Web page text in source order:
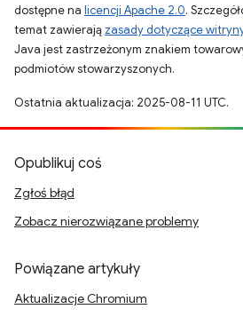
dostępne na licencji Apache 2.0.
temat zawierają zasady dotyczące
Java jest zastrzeżonym znakiem
podmiotów stowarzyszonych.
Ostatnia aktualizacja: 2025-08-11 UTC.
Opublikuj coś
Zgłoś błąd
Zobacz nierozwiązane problemy
Powiązane artykuły
Aktualizacje Chromium